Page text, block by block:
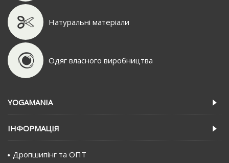
Натуральні матеріали
Одяг власного виробництва
YOGAMANIA
IНФОРМАЦIЯ
Дропшипінг та ОПТ